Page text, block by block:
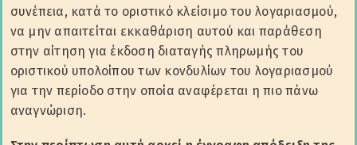
συνέπεια, κατά το οριστικό κλείσιμο του λογαριασμού,
να μην απαιτείται εκκαθάριση αυτού και παράθεση
στην αίτηση για έκδοση διαταγής πληρωμής του
οριστικού υπολοίπου των κονδυλίων του λογαριασμού
για την περίοδο στην οποία αναφέρεται η πιο πάνω
αναγνώριση.